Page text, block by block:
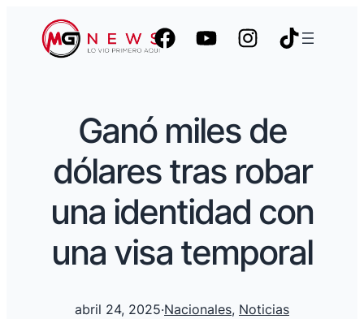
Ganó miles de
dólares tras robar
una identidad con
una visa temporal
abril 24, 2025·Nacionales, Noticias